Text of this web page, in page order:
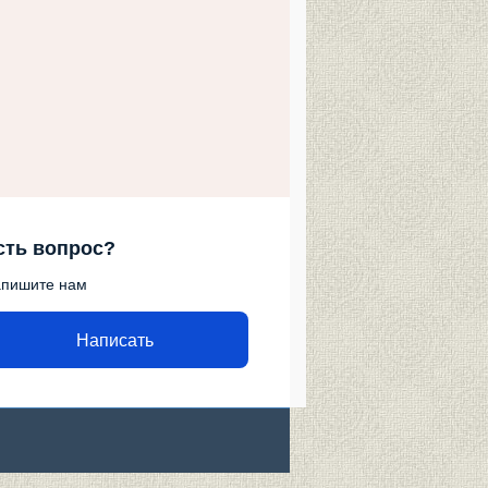
вопрос?
нам
Написать